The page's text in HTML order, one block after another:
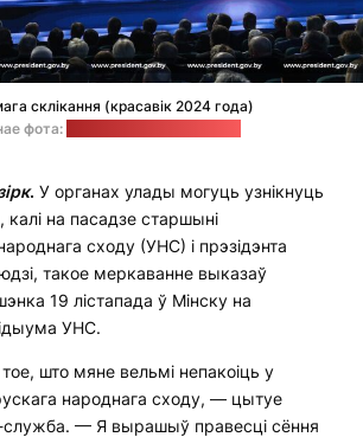
склікання (красавік 2024 года)
фота:
. У органах улады могуць узнікнуць
калі на пасадзе старшыні
сходу (УНС) і прэзідэнта
такое меркаванне выказаў
19 лістапада ў Мінску на
УНС.
што мяне вельмі непакоіць у
народнага сходу, — цытуе
служба. — Я вырашыў правесці сёння